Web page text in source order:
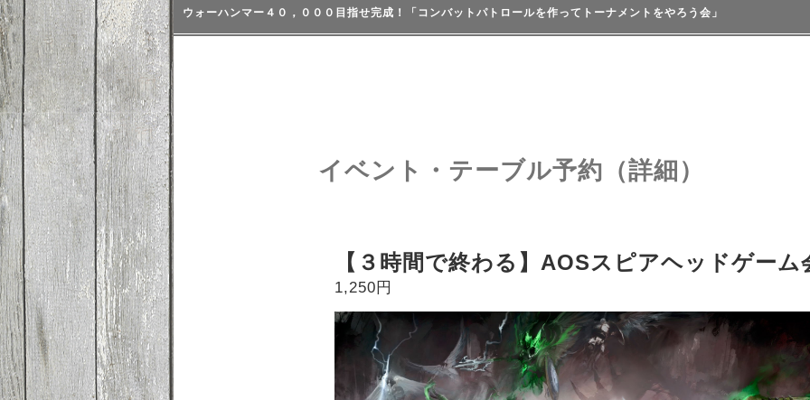
ウォーハンマー４０，０００目指せ完成！「コンバットパトロールを作ってトーナメントをやろう会」
イベント・テーブル予約（詳細）
【３時間で終わる】AOSスピアヘッドゲーム
1,250円